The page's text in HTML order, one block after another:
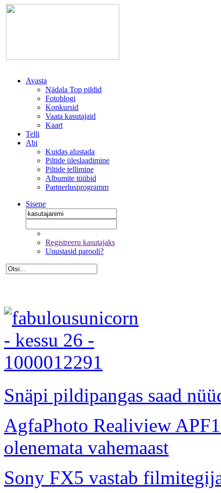
Avasta
Nädala Top pildid
Fotoblogi
Konkursid
Vaata kasutajaid
Kaart
Telli
Abi
Kuidas alustada
Piltide üleslaadimine
Piltide tellimine
Albumite tüübid
Partnerlusprogramm
Sisene
Registreeru kasutajaks
Unustasid parooli?
Snäpi pildipangas saad
AgfaPhoto Realiview
olenemata vahemaast
Sony FX5 vastab